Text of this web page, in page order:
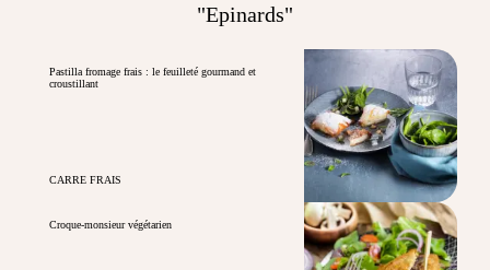
"Epinards"
Pastilla fromage frais : le feuilleté gourmand et
croustillant
CARRE FRAIS
Croque-monsieur végétarien